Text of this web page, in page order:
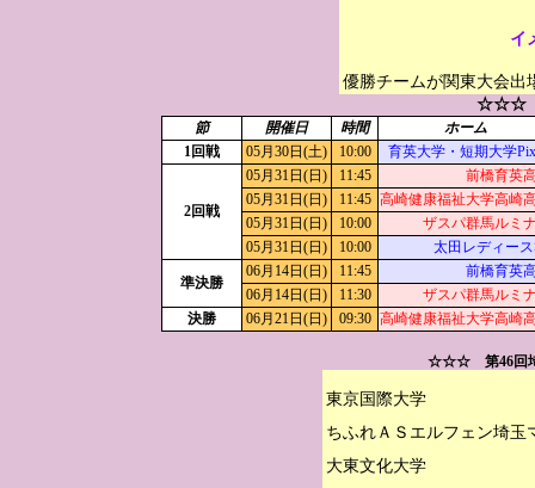
イ
優勝チームが関東大会出
☆☆☆
節 開催日 時間
ホーム
1回戦
05月30日(土) 10:00 育英大学・短期大学
2回戦
05月31日(日) 11:45
前橋育英
05月31日(日)
11:45 高崎健康福祉大学高崎
05月31日(日)
10:00
ザスパ群馬ルミ
05月31日(日)
10:00 太田レディース
準決勝
06月14日(日) 11:45
前橋育英
06月14日(日)
11:30
ザスパ群馬ルミ
決勝
06月21日(日) 09:30 高崎健康福祉大学高崎
☆☆☆ 第46回
東京国際大学
ちふれＡＳエルフェン埼玉
大東文化大学